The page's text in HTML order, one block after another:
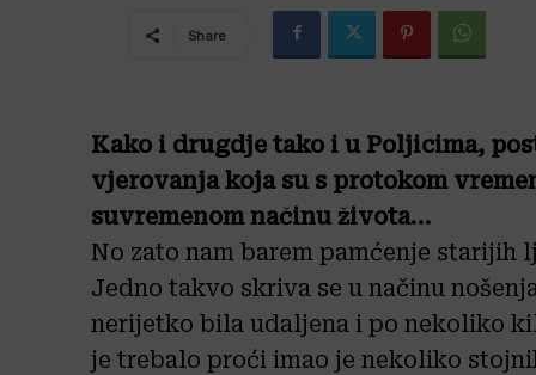
Share
Kako i drugdje tako i u Poljicima,
vjerovanja koja su s protokom
suvremenom načinu života…
No zato nam barem pamćenje
Jedno takvo skriva se u načinu
nerijetko bila udaljena i po nekoliko
je trebalo proći imao je nekoliko